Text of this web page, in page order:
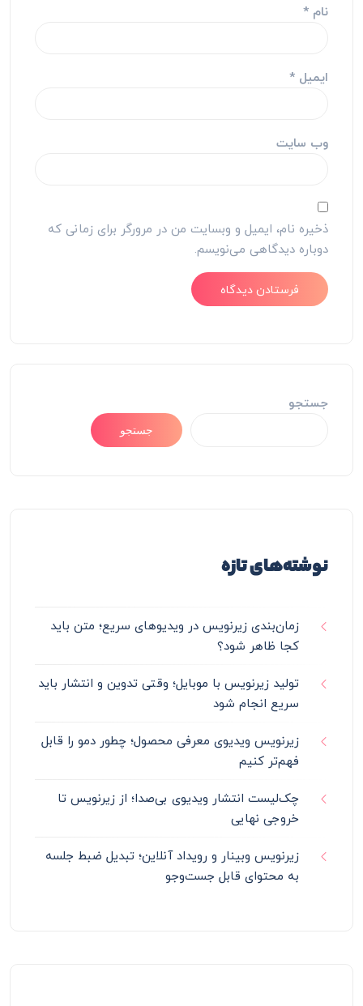
نام *
ایمیل *
وب‌ سایت
ذخیره نام، ایمیل و وبسایت من در مرورگر برای زمانی که
دوباره دیدگاهی می‌نویسم.
جستجو
جستجو
نوشته‌های تازه
زمان‌بندی زیرنویس در ویدیوهای سریع؛ متن باید
کجا ظاهر شود؟
تولید زیرنویس با موبایل؛ وقتی تدوین و انتشار باید
سریع انجام شود
زیرنویس ویدیوی معرفی محصول؛ چطور دمو را قابل
فهم‌تر کنیم
چک‌لیست انتشار ویدیوی بی‌صدا؛ از زیرنویس تا
خروجی نهایی
زیرنویس وبینار و رویداد آنلاین؛ تبدیل ضبط جلسه
به محتوای قابل جست‌وجو